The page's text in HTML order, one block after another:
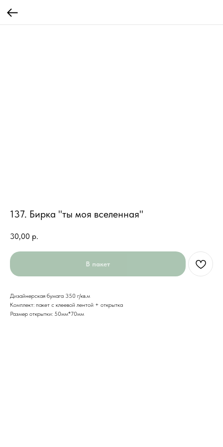
137. Бирка "ты моя вселенная"
30,00 р.
В пакет
Дизайнерская бумага 350 г/кв.м
Комплект: пакет с клеевой лентой + открытка
Размер открытки: 50мм*70мм